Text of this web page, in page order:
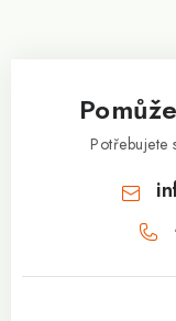
Potřebujete